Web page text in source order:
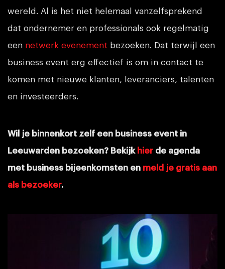
wereld. Al is het niet helemaal vanzelfsprekend
dat ondernemer en professionals ook regelmatig
een netwerk evenement bezoeken. Dat terwijl een
business event erg effectief is om in contact te
komen met nieuwe klanten, leveranciers, talenten
en investeerders.
Wil je binnenkort zelf een business event in
Leeuwarden bezoeken? Bekijk hier de agenda
met business bijeenkomsten en meld je gratis aan
als bezoeker.